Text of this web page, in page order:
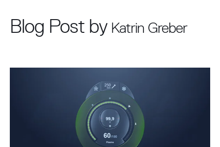
Blog Post by Katrin Greber